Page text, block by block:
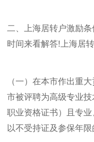
二、上海居转户激励
时间来看解答!上海居
（一）在本市作出重
市被评聘为高级专业
职业资格证书）且专
以不受持证及参保年限